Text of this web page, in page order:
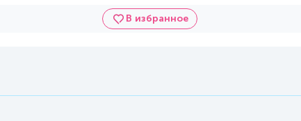
В избранное